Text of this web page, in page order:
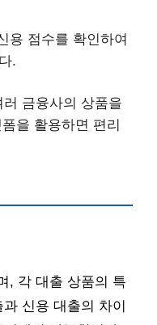
용 점수를 확인하여
.
러 금융사의 상품을
을 활용하면 편리
, 각 대출 상품의 특
신용 대출의 차이